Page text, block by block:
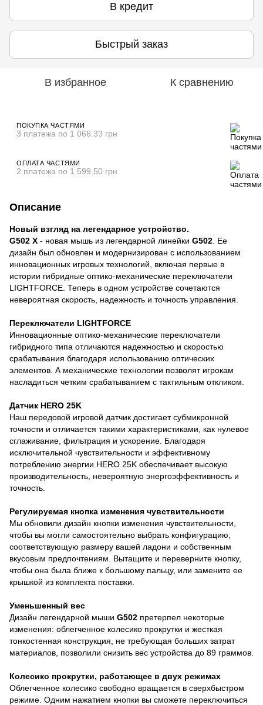
В кредит
Быстрый заказ
В избранное К сравнению
ПОКУПКА ЧАСТЯМИ
3 платежа по 1 066.33 грн
ОПЛАТА ЧАСТЯМИ
2 платежа по 1 599.50 грн
Описание
Новый взгляд на легендарное устройство.
G502 X - новая мышь из легендарной линейки G502 . Ее
дизайн был обновлен и модернизирован с использованием
инновационных игровых технологий, включая первые в
истории гибридные оптико-механические переключатели
LIGHTFORCE. Теперь в одном устройстве сочетаются
невероятная скорость, надежность и точность управления.
Переключатели LIGHTFORCE
Инновационные оптико-механические переключатели
гибридного типа отличаются надежностью и скоростью
срабатывания благодаря использованию оптических
элементов. А механические технологии позволят игрокам
насладиться четким срабатыванием с тактильным откликом.
Датчик HERO 25K
Наш передовой игровой датчик достигает субмикронной
точности и отличается такими характеристиками, как нулевое
сглаживание, фильтрация и ускорение. Благодаря
исключительной чувствительности и эффективному
потреблению энергии HERO 25K обеспечивает высокую
производительность, невероятную энергоэффективность и
точность.
Регулируемая кнопка изменения чувствительности
Мы обновили дизайн кнопки изменения чувствительности,
чтобы вы могли самостоятельно выбрать конфигурацию,
соответствующую размеру вашей ладони и собственным
вкусовым предпочтениям. Вытащите и переверните кнопку,
чтобы она была ближе к большому пальцу, или замените ее
крышкой из комплекта поставки.
Уменьшенный вес
Дизайн легендарной мыши G502 претерпел некоторые
изменения: облегченное колесико прокрутки и жесткая
тонкостенная конструкция, не требующая больших затрат
материалов, позволили снизить вес устройства до 89 граммов.
Колесико прокрутки, работающее в двух режимах
Облегченное колесико свободно вращается в сверхбыстром
режиме. Одним нажатием кнопки вы сможете переключиться